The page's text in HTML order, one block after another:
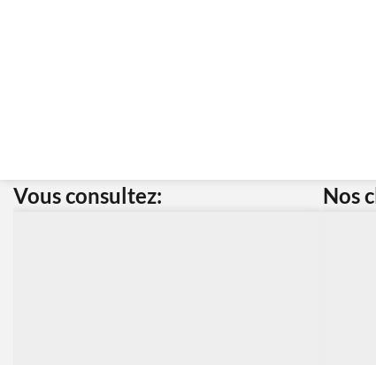
Vous consultez: Nos